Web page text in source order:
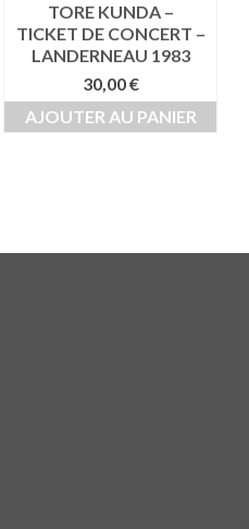
TORE KUNDA –
TICKET DE CONCERT –
LANDERNEAU 1983
30,00€
AJOUTER AU PANIER